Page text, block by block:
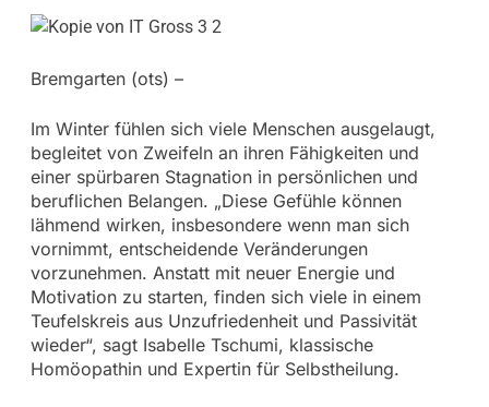
Bremgarten (ots) –
Im Winter fühlen sich viele Menschen ausgelaugt,
begleitet von Zweifeln an ihren Fähigkeiten und
einer spürbaren Stagnation in persönlichen und
beruflichen Belangen. „Diese Gefühle können
lähmend wirken, insbesondere wenn man sich
vornimmt, entscheidende Veränderungen
vorzunehmen. Anstatt mit neuer Energie und
Motivation zu starten, finden sich viele in einem
Teufelskreis aus Unzufriedenheit und Passivität
wieder“, sagt Isabelle Tschumi, klassische
Homöopathin und Expertin für Selbstheilung.